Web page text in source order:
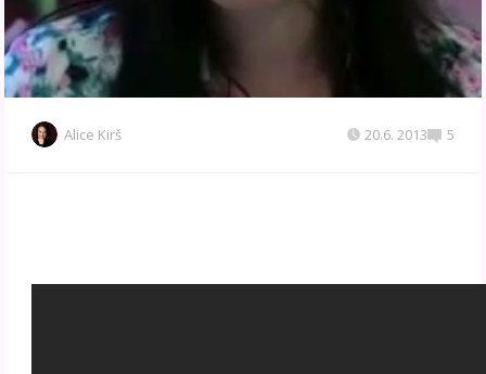
Alice Kirš 20.6. 2013 5